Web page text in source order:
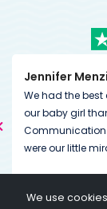
Jennifer
We had the best
our baby girl
Communication
were our little
We use